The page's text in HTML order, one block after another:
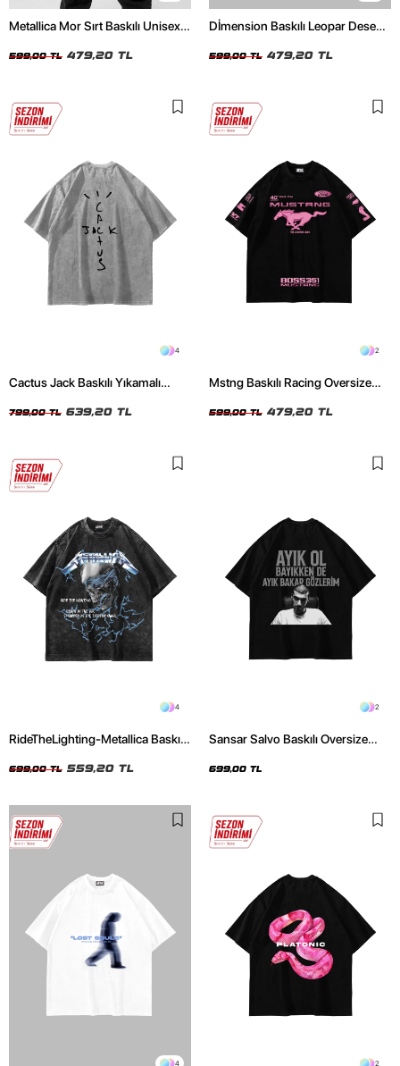
Metallica Mor Sırt Baskılı Unisex
599,00 TL 479,20 TL
Dİmension Baskılı Leopar Desenli
Tshirt
599,00 TL 479,20 TL
4
Cactus Jack Baskılı Yıkamalı
799,00 TL 639,20 TL
2
Mstng Baskılı Racing Oversize
599,00 TL 479,20 TL
4
RideTheLighting-Metallica Baskılı
Tshirt
699,00 TL 559,20 TL
2
Sansar Salvo Baskılı Oversize
699,00 TL
4 2